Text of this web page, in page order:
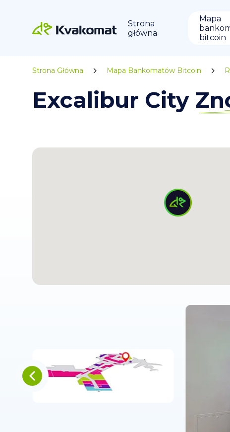
Strona
główna
Mapa
bitcoin
Strona Główna Mapa Bankomatów Bitcoin
Excalibur City